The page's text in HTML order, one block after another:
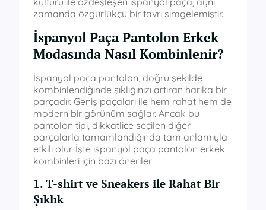
zamanda özgürlükçü bir tavrı simgelemiştir.
İspanyol Paça Pantolon Erkek
Modasında Nasıl Kombinlenir?
İspanyol paça pantolon, doğru şekilde
kombinlendiğinde şıklığınızı artıran harika bir
parçadır. Geniş paçaları ile hem rahat hem de
modern bir görünüm sağlar. Ancak bu
pantolon tipi, dikkatlice seçilen diğer
parçalarla tamamlandığında tam anlamıyla
etkili olur. İşte ispanyol paça pantolon erkek
kombinleri için bazı öneriler:
1. T-shirt ve Sneakers ile Rahat Bir
Şıklık